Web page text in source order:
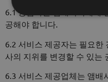
6.1 공급자는 앰배서더에게
공해야 합니다.
6.2 서비스 제공자는 필요한
사의 지위를 변경할 수 있는
6.3 서비스 제공업체는 앰배